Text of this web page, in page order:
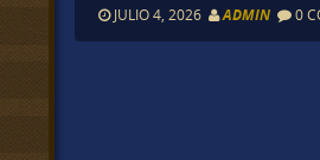
JULIO 4, 2026 ADMIN 0